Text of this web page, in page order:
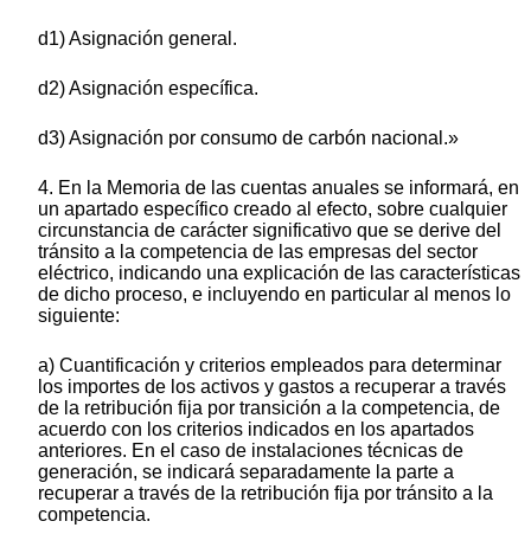
d1) Asignación general.
d2) Asignación específica.
d3) Asignación por consumo de carbón nacional.»
4. En la Memoria de las cuentas anuales se informará, en
un apartado específico creado al efecto, sobre cualquier
circunstancia de carácter significativo que se derive del
tránsito a la competencia de las empresas del sector
eléctrico, indicando una explicación de las características
de dicho proceso, e incluyendo en particular al menos lo
siguiente:
a) Cuantificación y criterios empleados para determinar
los importes de los activos y gastos a recuperar a través
de la retribución fija por transición a la competencia, de
acuerdo con los criterios indicados en los apartados
anteriores. En el caso de instalaciones técnicas de
generación, se indicará separadamente la parte a
recuperar a través de la retribución fija por tránsito a la
competencia.